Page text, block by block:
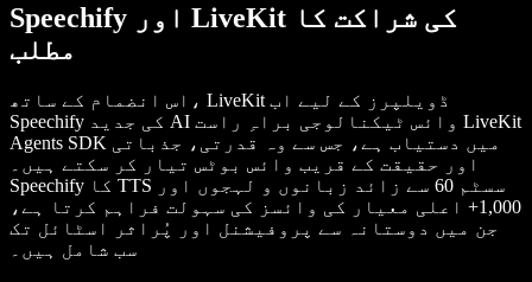
Speechify اور LiveKit کی شراکت کا
مطلب
اس انضمام کے ساتھ، LiveKit ڈویلپرز کے لیے اب
Speechify کی جدید AI وائس ٹیکنالوجی براہِ راست LiveKit
Agents SDK میں دستیاب ہے، جس سے وہ قدرتی، جذباتی
اور حقیقت کے قریب وائس بوٹس تیار کر سکتے ہیں۔
Speechify کا TTS سسٹم 60 سے زائد زبانوں و لہجوں اور
1,000+ اعلی معیار کی وائسز کی سہولت فراہم کرتا ہے،
جن میں دوستانہ سے پروفیشنل اور پُراثر اسٹائل تک
سب شامل ہیں۔